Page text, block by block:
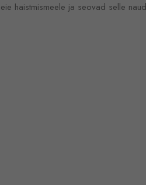
haistmismeele ja seovad selle